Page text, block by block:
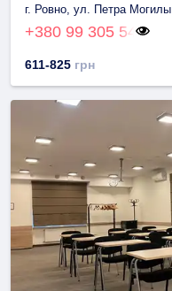
г. Ровно, ул. Петра Могилы
+380 99 305 54
611-825 грн